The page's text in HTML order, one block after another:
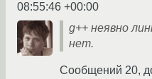
08:55:46 +00:00
g++ неявно
нет.
Сообщений 20,